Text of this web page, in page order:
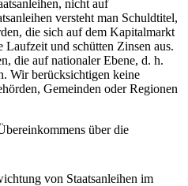
nicht auf
versteht man Schuldtitel,
die sich auf dem Kapitalmarkt
Laufzeit und schütten Zinsen aus.
die auf nationaler Ebene, d. h.
Wir berücksichtigen keine
Gemeinden oder Regionen
über die
von Staatsanleihen im